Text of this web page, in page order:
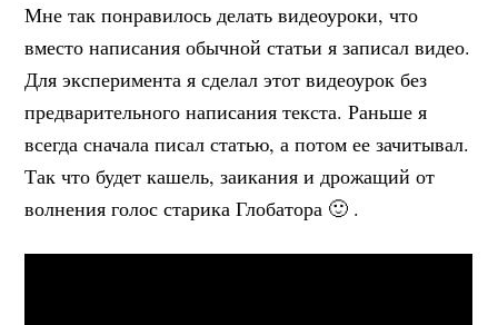
Мне так понравилось делать видеоуроки, что
вместо написания обычной статьи я записал видео.
Для эксперимента я сделал этот видеоурок без
предварительного написания текста. Раньше я
всегда сначала писал статью, а потом ее зачитывал.
Так что будет кашель, заикания и дрожащий от
волнения голос старика Глобатора 🙂 .